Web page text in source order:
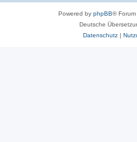
Powered by phpBB®
Deutsche
Datenschutz|